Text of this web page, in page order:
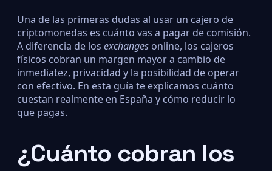
Una de las primeras dudas al usar un cajero de
criptomonedas es cuánto vas a pagar de comisión.
A diferencia de los exchanges online, los cajeros
físicos cobran un margen mayor a cambio de
inmediatez, privacidad y la posibilidad de operar
con efectivo. En esta guía te explicamos cuánto
cuestan realmente en España y cómo reducir lo
que pagas.
¿Cuánto cobran los